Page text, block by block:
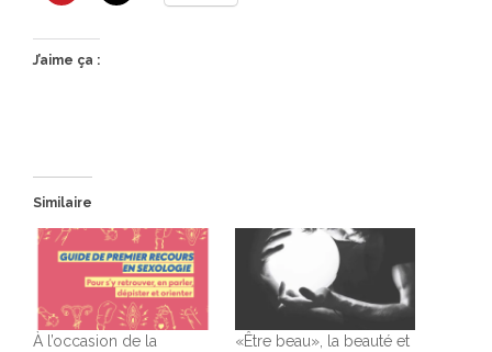
J’aime ça :
Similaire
À l’occasion de la
«Être beau», la beauté et